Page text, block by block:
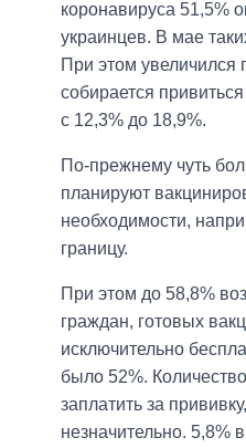
коронавируса 51,5%
украинцев. В мае
При этом увеличился
собирается
с 12,3% до 18,9%.
По-прежнему чуть
планируют
необходимости,
границу.
При этом до 58,8%
граждан, готовых
исключительно
было 52%.
заплатить за
незначительно. 5,8%